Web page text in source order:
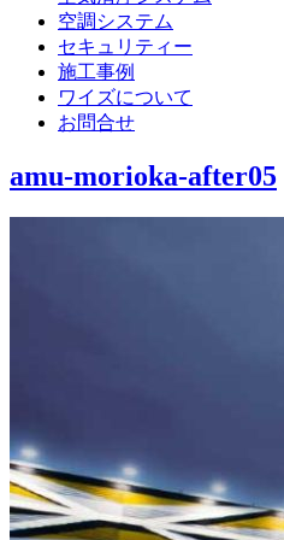
空調システム
セキュリティー
施工事例
ワイズについて
お問合せ
amu-morioka-after05